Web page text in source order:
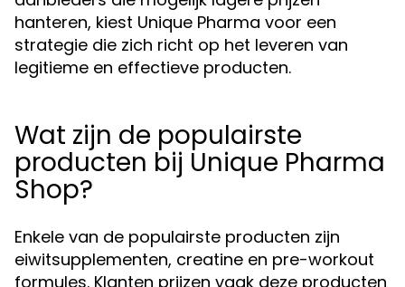
hanteren, kiest Unique Pharma voor een
strategie die zich richt op het leveren van
legitieme en effectieve producten.
Wat zijn de populairste
producten bij Unique Pharma
Shop?
Enkele van de populairste producten zijn
eiwitsupplementen, creatine en pre-workout
formules. Klanten prijzen vaak deze producten